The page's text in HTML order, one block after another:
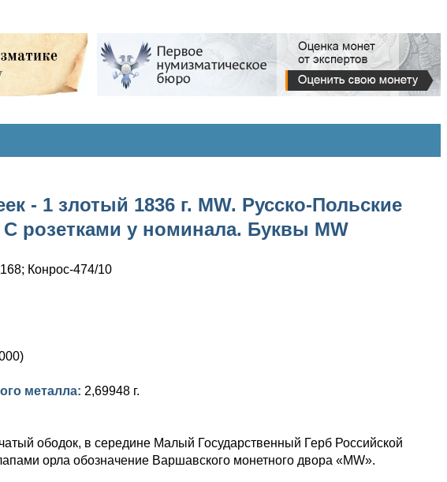
- 1 злотый 1836 г. MW. Русско-Польские
розетками у номинала. Буквы MW
Конрос-474/10
металла: 2,69948 г.
ободок, в середине Малый Государственный Герб Российской
орла обозначение Варшавского монетного двора «MW».